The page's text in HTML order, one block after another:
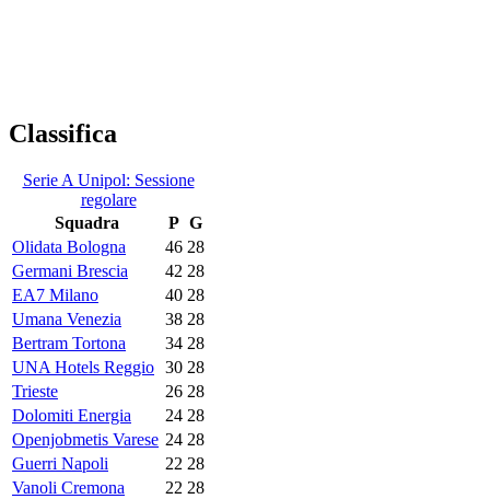
Classifica
Serie A Unipol: Sessione
regolare
Squadra
P G
Olidata Bologna
46 28
Germani Brescia
42 28
EA7 Milano
40 28
Umana Venezia
38 28
Bertram Tortona
34 28
UNA Hotels Reggio 30 28
Trieste
26 28
Dolomiti Energia
24 28
Openjobmetis Varese 24 28
Guerri Napoli
22 28
Vanoli Cremona
22 28